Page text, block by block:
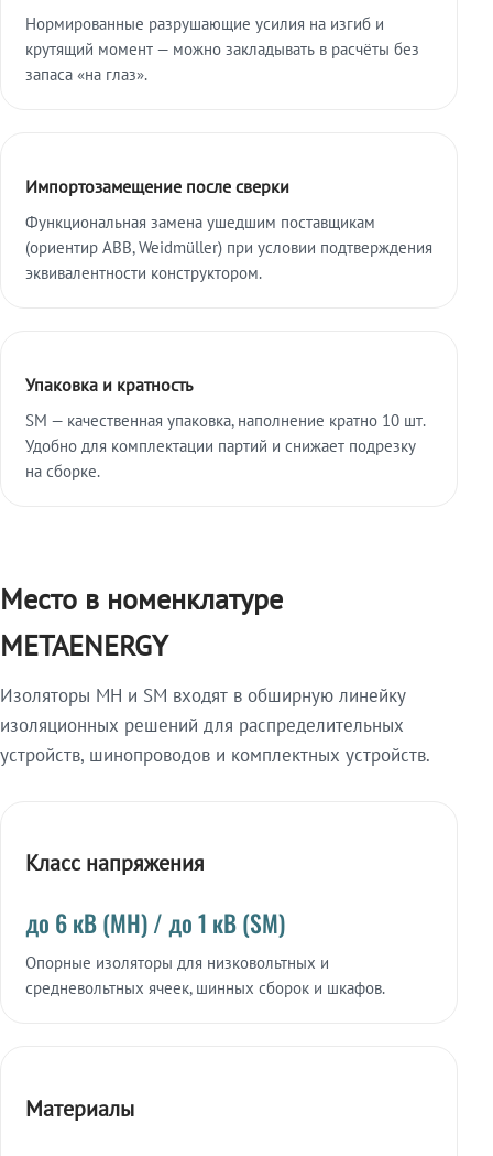
Нормированные разрушающие усилия на изгиб и
крутящий момент — можно закладывать в расчёты без
запаса «на глаз».
Импортозамещение после сверки
Функциональная замена ушедшим поставщикам
(ориентир ABB, Weidmüller) при условии подтверждения
эквивалентности конструктором.
Упаковка и кратность
SM — качественная упаковка, наполнение кратно 10 шт.
Удобно для комплектации партий и снижает подрезку
на сборке.
Место в номенклатуре
METAENERGY
Изоляторы МН и SM входят в обширную линейку
изоляционных решений для распределительных
устройств, шинопроводов и комплектных устройств.
Класс напряжения
до 6 кВ (МН) / до 1 кВ (SM)
Опорные изоляторы для низковольтных и
средневольтных ячеек, шинных сборок и шкафов.
Материалы